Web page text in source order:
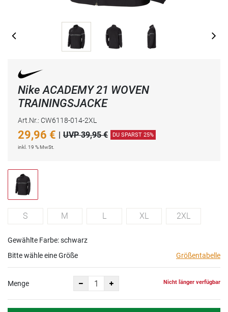
Nike ACADEMY 21 WOVEN
TRAININGSJACKE
Art.Nr.: CW6118-014-2XL
29,96 € | UVP 39,95 € DU SPARST 25%
inkl. 19 % MwSt.
S M L XL 2XL
Gewählte Farbe: schwarz
Bitte wähle eine Größe
Größentabelle
Menge Nicht länger verfügbar